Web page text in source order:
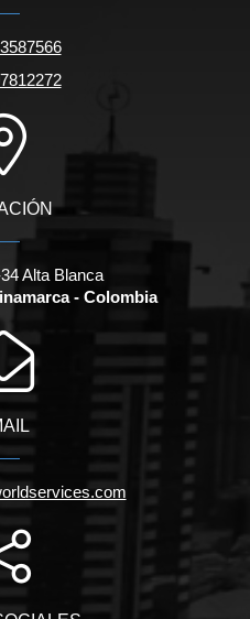
Alta Blanca
- Colombia